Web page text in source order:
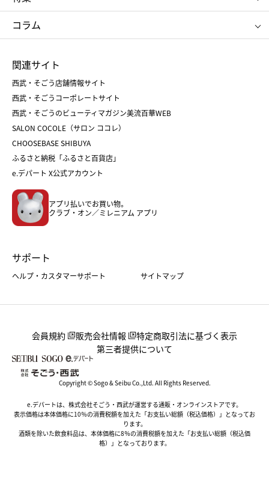
クリニーク
SK-Ⅱ
たねや
ねんりん家
タケオ キクチ
ママ＆キッズ
シュタイフ
お中元
ひな人形
五月人形
父の日
クリスマスケーキ
福袋
バレンタイン
ホワイトデー
コラム
菓子折り
和菓子
人気のギフト
バレンタイン
ホワイトデー
おせち
父の日
フード
メンズファッション＆スポーツ
ホーム・キッチン＆アート
関連サイト
西武・そごう店舗情報サイト
西武・そごうコーポレートサイト
西武・そごうのビューティマガジン美流百華WEB
SALON COCOLE（サロン ココレ）
CHOOSEBASE SHIBUYA
ふるさと納税「ふるさと百貨店」
e.デパート X公式アカウント
アプリ払いでお買い物。
クラブ・オン／ミレニアム アプリ
サポート
ヘルプ・カスタマーサポート サイトマップ
会員規約 販売会社情報
特定商取引法に基づく表示
第三者提供について
Copyright © Sogo & Seibu Co.,Ltd. All Rights Reserved.
e.デパートは、株式会社そごう・西武が運営する通販・オンラインストアです。
表示価格は本体価格に10％の消費税額を加えた「お支払い総額（税込価格）」となってお
ります。
酒類を除いた飲食料品は、本体価格に8％の消費税額を加えた「お支払い総額（税込価
格）」となっております。